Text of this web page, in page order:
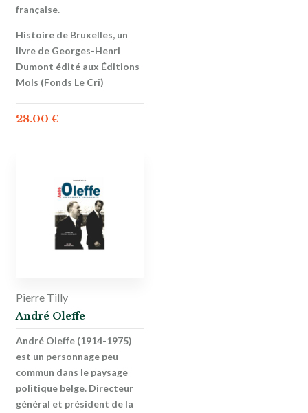
française.
Histoire de Bruxelles, un
livre de Georges-Henri
Dumont édité aux Éditions
Mols (Fonds Le Cri)
28.00 €
Pierre Tilly
André Oleffe
André Oleffe (1914-1975)
est un personnage peu
commun dans le paysage
politique belge. Directeur
général et président de la